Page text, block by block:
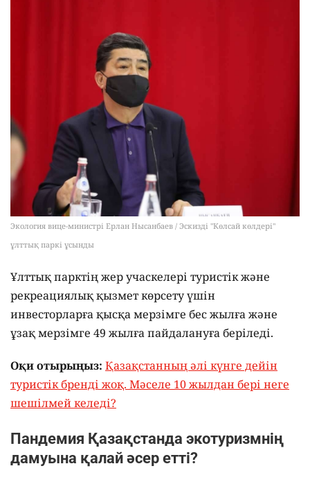
Экология вице-министрі Ерлан Нысанбаев / Эскизді "Көлсай көлдері"
ұлттық паркі ұсынды
Ұлттық парктің жер учаскелері туристік және
рекреациялық қызмет көрсету үшін
инвесторларға қысқа мерзімге бес жылға және
ұзақ мерзімге 49 жылға пайдалануға беріледі.
Оқи отырыңыз: Қазақстанның әлі күнге дейін
туристік бренді жоқ. Мәселе 10 жылдан бері неге
шешілмей келеді?
Пандемия Қазақстанда экотуризмнің
дамуына қалай әсер етті?